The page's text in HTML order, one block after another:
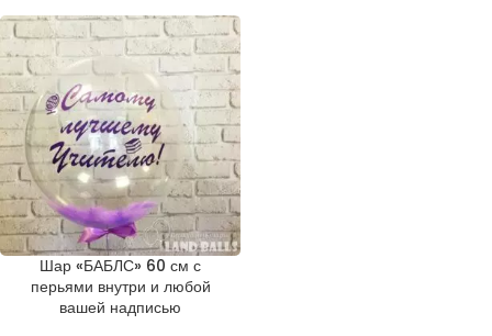
Шар «БАБЛС» 60 см с
перьями внутри и любой
вашей надписью